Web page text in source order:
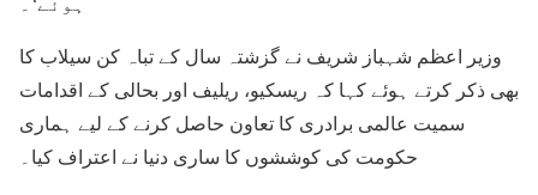
وزیر اعظم شہباز شریف نے گزشتہ سال کے تباہ کن سیلاب کا
بھی ذکر کرتے ہوئے کہا کہ ریسکیو، ریلیف اور بحالی کے اقدامات
سمیت عالمی برادری کا تعاون حاصل کرنے کے لیے ہماری
حکومت کی کوششوں کا ساری دنیا نے اعتراف کیا۔